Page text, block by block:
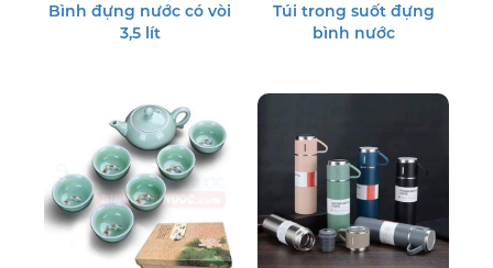
Bình đựng nước có vòi
3,5 lít
Túi trong suốt đựng
bình nước